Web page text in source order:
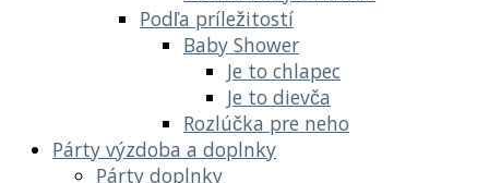
Podľa príležitostí
Baby Shower
Je to chlapec
Je to dievča
Rozlúčka pre neho
Párty výzdoba a doplnky
Párty doplnky